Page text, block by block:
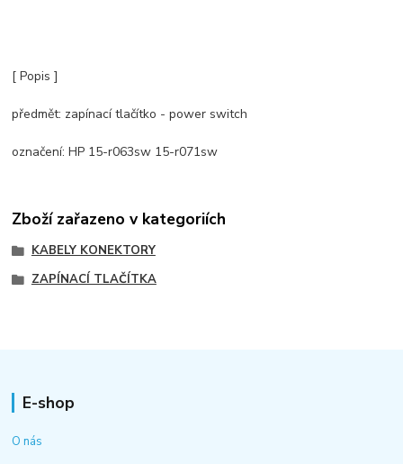
[ Popis ]
předmět: zapínací tlačítko - power switch
označení: HP 15-r063sw 15-r071sw
Zboží zařazeno v kategoriích
KABELY KONEKTORY
ZAPÍNACÍ TLAČÍTKA
E-shop
O nás